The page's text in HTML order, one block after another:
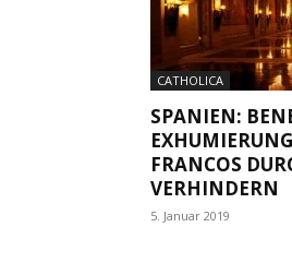
CATHOLICA
SPANIEN:
FRANCOS
VERHINDERN
5. Januar 2019